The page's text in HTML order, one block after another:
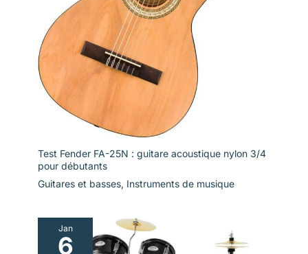
Test Fender FA-25N : guitare acoustique nylon 3/4
pour débutants
Guitares et basses, Instruments de musique
Jan
6